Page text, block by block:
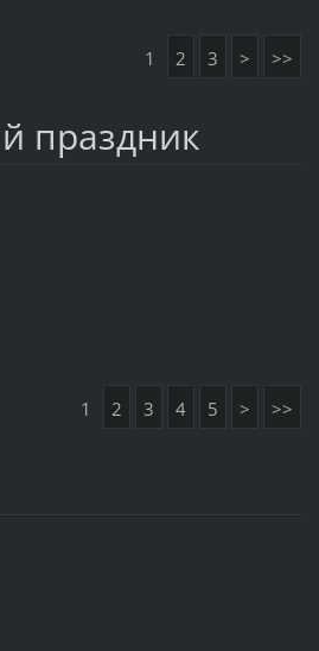
1 2 3 > >>
праздник
1 2 3 4 5 > >>